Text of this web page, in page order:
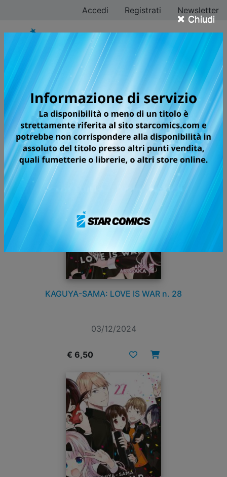
× Chiudi
Accedi Registrati Newsletter
Aka Akasaka
Tutti i fumetti
KAGUYA-SAMA: LOVE IS WAR n. 28
03/12/2024
€ 6,50